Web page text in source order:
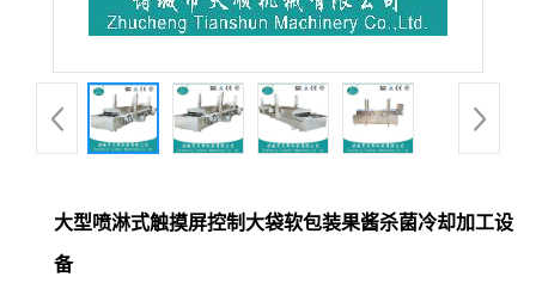
大型喷淋式触摸屏控制大袋软包装果酱杀菌冷却加工设
备